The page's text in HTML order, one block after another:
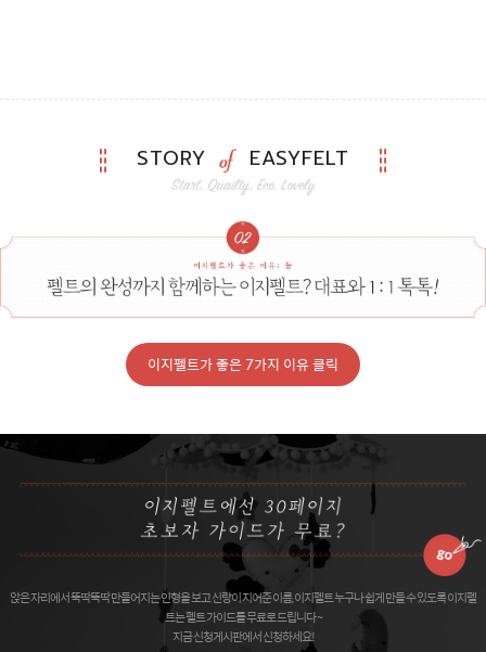
STORY EASYFELT
이지펠트가 좋은 7가지 이유 클릭
앉은 자리에서 뚝딱뚝딱 만들어지는 인형을 보고 신랑이 지어준 이름, 이지펠트 누구나 쉽게 만들 수 있도록 이지펠
트는 펠트 가이드를 무료로 드립니다 ~
지금 신청게시판에서 신청하세요!